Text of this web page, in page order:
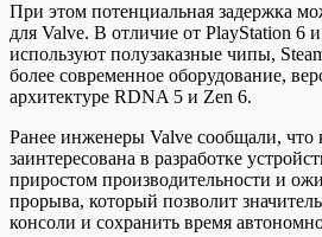
При этом потенциальная задержка
для Valve. В отличие от PlayStation 6
используют полузаказные чипы,
более современное оборудование,
архитектуре RDNA 5 и Zen 6.
Ранее инженеры Valve сообщали, что
заинтересована в разработке
приростом производительности и
прорыва, который позволит
консоли и сохранить время